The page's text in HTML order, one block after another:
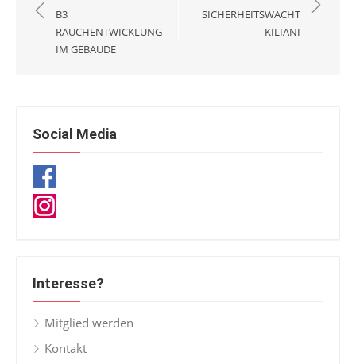
B3
RAUCHENTWICKLUNG
IM GEBÄUDE
SICHERHEITSWACHT
KILIANI
Social Media
Interesse?
Mitglied werden
Kontakt